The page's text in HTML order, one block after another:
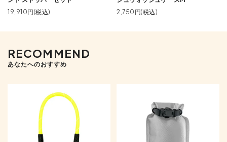
19,910円(税込)
2,750円(税込)
RECOMMEND
あなたへのおすすめ